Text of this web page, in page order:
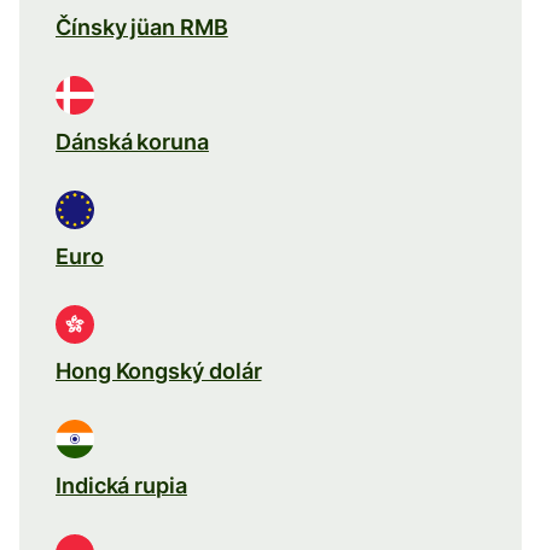
Čínsky jüan RMB
Dánská koruna
Euro
Hong Kongský dolár
Indická rupia